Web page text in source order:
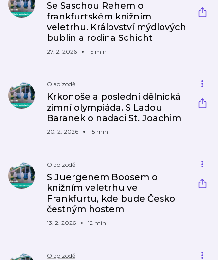
Se Saschou Rehem o
frankfurtském knižním
veletrhu. Království mýdlových
bublin a rodina Schicht
27. 2. 2026 15 min
O epizodě
Krkonoše a poslední dělnická
zimní olympiáda. S Ladou
Baranek o nadaci St. Joachim
20. 2. 2026 15 min
O epizodě
S Juergenem Boosem o
knižním veletrhu ve
Frankfurtu, kde bude Česko
čestným hostem
13. 2. 2026 12 min
O epizodě